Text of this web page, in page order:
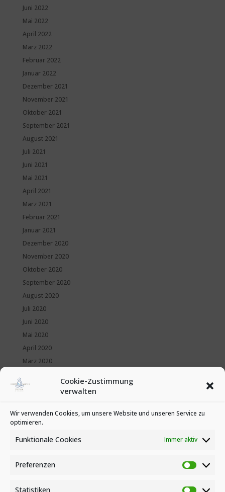
Cookie-Zustimmung
verwalten
Wir verwenden Cookies, um unsere Website und unseren Service zu
optimieren.
Funktionale Cookies Immer aktiv
Preferenzen
Statistiken
Juni 2022
Mai 2022
April 2022
März 2022
Februar 2022
Januar 2022
Dezember 2021
November 2021
Oktober 2021
September 2021
August 2021
Juli 2021
Juni 2021
Mai 2021
April 2021
März 2021
Februar 2021
Januar 2021
Dezember 2020
November 2020
Oktober 2020
September 2020
August 2020
Juli 2020
Juni 2020
Mai 2020
April 2020
März 2020
Januar 2020
Kategorien
News
Veranstaltungen